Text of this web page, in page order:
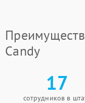
Candy
17
сотрудников в